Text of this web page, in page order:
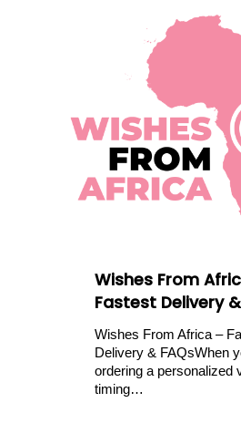
Wishes From
Fastest Delivery
Wishes From Africa –
Delivery & FAQsWhen
ordering a personalized
timing…